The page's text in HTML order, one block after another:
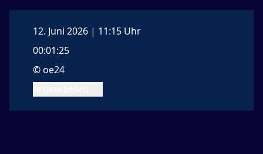
12. Juni 2026 | 11:15 Uhr
00:01:25
© oe24